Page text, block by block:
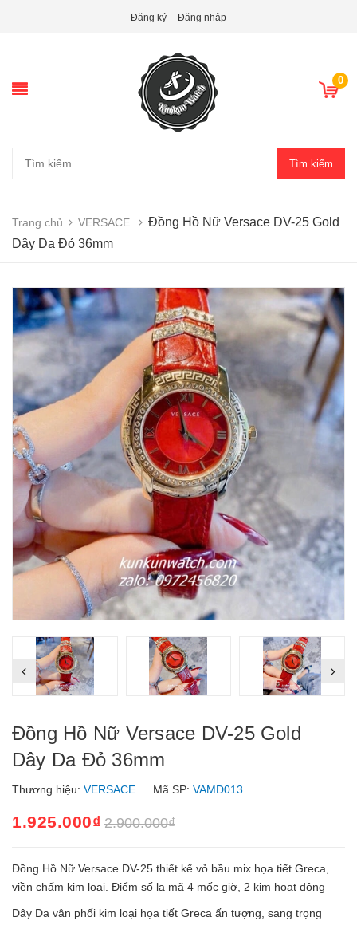
Đăng ký Đăng nhập
0
Tìm kiếm
Trang chủ VERSACE.
Đồng Hồ Nữ Versace DV-25 Gold
Dây Da Đỏ 36mm
Đồng Hồ Nữ Versace DV-25 Gold
Dây Da Đỏ 36mm
Thương hiệu: VERSACE Mã SP: VAMD013
1.925.000₫ 2.900.000₫
Đồng Hồ Nữ Versace DV-25 thiết kế vỏ bầu mix họa tiết Greca,
viền chấm kim loại. Điểm số la mã 4 mốc giờ, 2 kim hoạt động
Dây Da vân phối kim loại họa tiết Greca ấn tượng, sang trọng